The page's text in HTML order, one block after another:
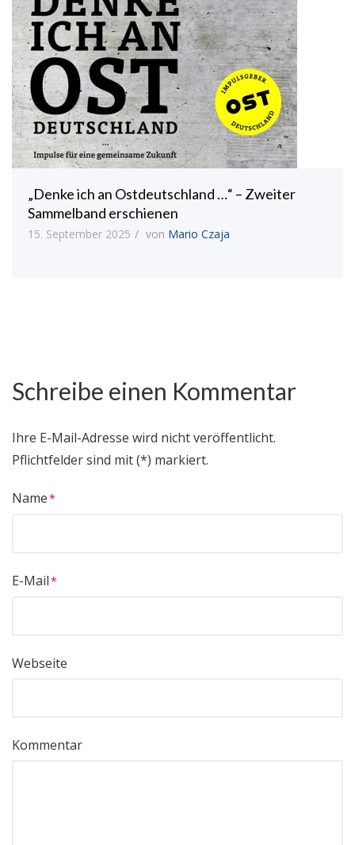
„Denke ich an Ostdeutschland …“ – Zweiter
Sammelband erschienen
15. September 2025 von Mario Czaja
Schreibe einen Kommentar
Ihre E-Mail-Adresse wird nicht veröffentlicht.
Pflichtfelder sind mit (*) markiert.
Name
E-Mail
Webseite
Kommentar